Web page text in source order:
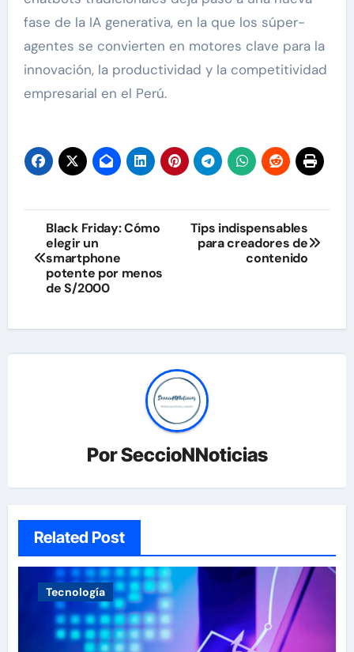
fase de la IA generativa, en la que los súper-
agentes se convierten en motores clave para la
innovación, la productividad y la competitividad
empresarial en el Perú.
Navegación
de
entradas
Black Friday: Cómo
elegir un
smartphone
potente por menos
de S/2000
Tips indispensables
para creadores de
contenido
PorSeccioNNoticias
Related Post
Tecnología